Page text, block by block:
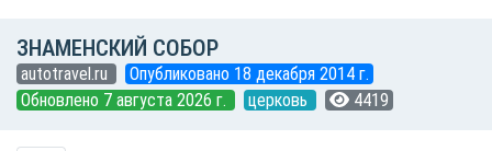
ЗНАМЕНСКИЙ СОБОР
autotravel.ru
Опубликовано 18 декабря 2014 г.
Обновлено 7 августа 2026 г.
церковь 4419